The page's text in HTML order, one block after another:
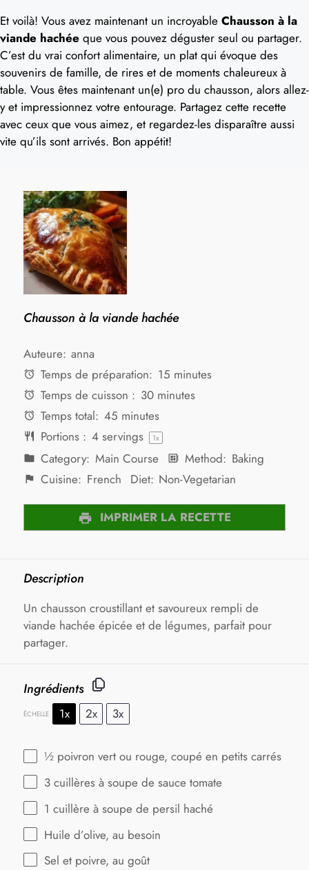
Et voilà! Vous avez maintenant un incroyable Chausson à la
viande hachée que vous pouvez déguster seul ou partager.
C’est du vrai confort alimentaire, un plat qui évoque des
souvenirs de famille, de rires et de moments chaleureux à
table. Vous êtes maintenant un(e) pro du chausson, alors allez-
y et impressionnez votre entourage. Partagez cette recette
avec ceux que vous aimez, et regardez-les disparaître aussi
vite qu’ils sont arrivés. Bon appétit!
Chausson à la viande hachée
Auteure: anna
Temps de préparation: 15 minutes
Temps de cuisson : 30 minutes
Temps total: 45 minutes
Portions : 4servings 1x
Category: Main Course Method: Baking
Cuisine: French Diet: Non-Vegetarian
IMPRIMER LA RECETTE
Description
Un chausson croustillant et savoureux rempli de
viande hachée épicée et de légumes, parfait pour
partager.
Ingrédients
ÉCHELLE 1x 2x 3x
½ poivron vert ou rouge, coupé en petits carrés
3 cuillères à soupe de sauce tomate
1 cuillère à soupe de persil haché
Huile d’olive, au besoin
Sel et poivre, au goût